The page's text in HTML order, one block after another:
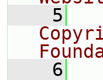
    5
    6